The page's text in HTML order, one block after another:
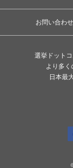
お問い合わせ
選挙ドットコ
より多く
日本最